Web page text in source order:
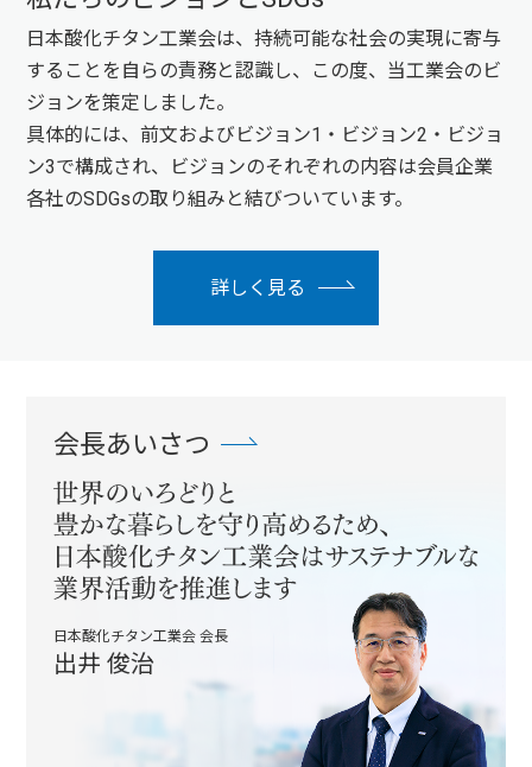
日本酸化チタン工業会は、持続可能な社会の実現に寄与
することを自らの責務と認識し、この度、当工業会のビ
ジョンを策定しました。
具体的には、前文およびビジョン1・ビジョン2・ビジョ
ン3で構成され、ビジョンのそれぞれの内容は会員企業
各社のSDGsの取り組みと結びついています。
詳しく見る
会長あいさつ
日本酸化チタン工業会 会長
出井 俊治